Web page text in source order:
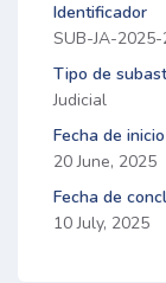
Identificador
SUB-JA-
Tipo de
Judicial
Fecha de inicio
20 June, 2025
Fecha de
10 July, 2025